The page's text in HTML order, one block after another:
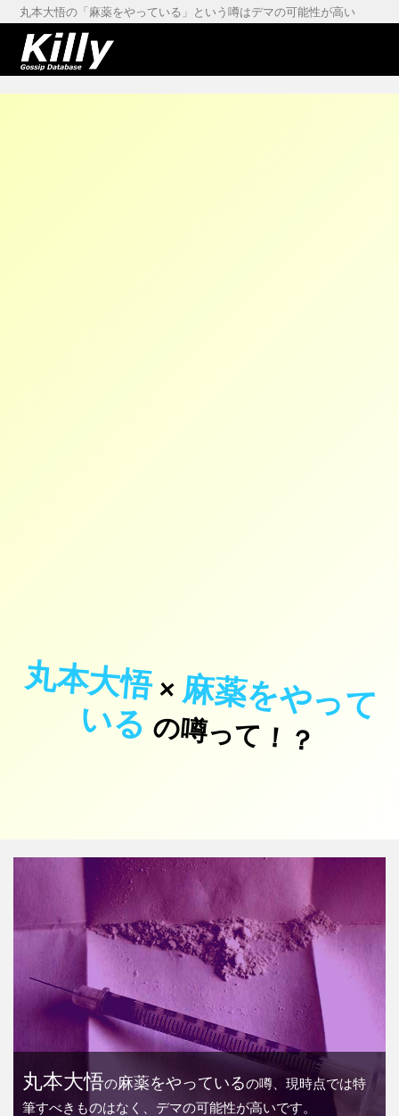
丸本大悟の「麻薬をやっている」という噂はデマの可能性が高い
丸本大悟× 麻
薬
を
や
っ
て
い
る の噂って！？
丸本大悟の麻薬をやっているの噂、現時点では特
筆すべきものはなく、デマの可能性が高いです。